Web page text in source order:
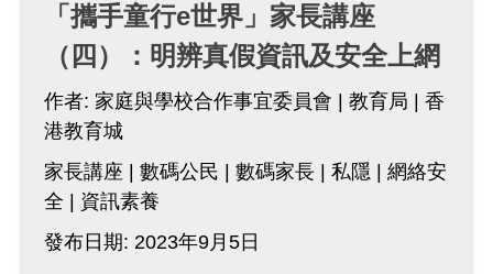
「攜手童行e世界」家長講座
（四）：明辨真假資訊及安全上網
作者: 家庭與學校合作事宜委員會 教育局
香
港教育城
家長講座
數碼公民 數碼家長 私隱
網絡安
全
資訊素養
發布日期: 2023年9月5日